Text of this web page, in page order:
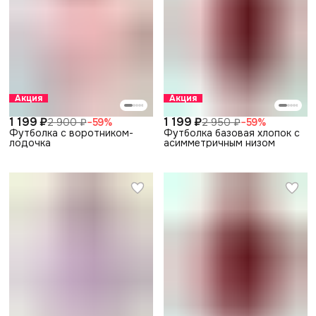
Акция
1 199 ₽2 900 ₽−59%
Футболка с воротником-
лодочка
Акция
1 199 ₽2 950 ₽−59%
Футболка базовая хлопок с
асимметричным низом